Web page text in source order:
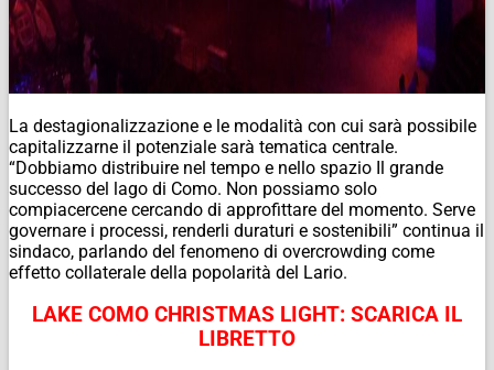
La destagionalizzazione e le modalità con cui sarà possibile
capitalizzarne il potenziale sarà tematica centrale.
“Dobbiamo distribuire nel tempo e nello spazio Il grande
successo del lago di Como. Non possiamo solo
compiacercene cercando di approfittare del momento. Serve
governare i processi, renderli duraturi e sostenibili” continua il
sindaco, parlando del fenomeno di overcrowding come
effetto collaterale della popolarità del Lario.
LAKE COMO CHRISTMAS LIGHT: SCARICA IL
LIBRETTO